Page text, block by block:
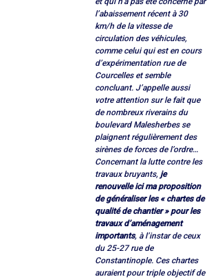
l’abaissement récent à 30
km/h de la vitesse de
circulation des véhicules,
comme celui qui est en cours
d’expérimentation rue de
Courcelles et semble
concluant. J’appelle aussi
votre attention sur le fait que
de nombreux riverains du
boulevard Malesherbes se
plaignent régulièrement des
sirènes de forces de l’ordre…
Concernant la lutte contre les
travaux bruyants, je
renouvelle ici ma proposition
de généraliser les « chartes de
qualité de chantier » pour les
travaux d’aménagement
importants, à l’instar de ceux
du 25-27 rue de
Constantinople. Ces chartes
auraient pour triple objectif de